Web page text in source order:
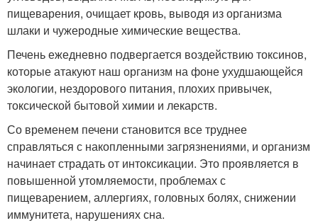
пищеварения, очищает кровь, выводя из организма
шлаки и чужеродные химические вещества.
Печень ежедневно подвергается воздействию токсинов,
которые атакуют наш организм на фоне ухудшающейся
экологии, нездорового питания, плохих привычек,
токсической бытовой химии и лекарств.
Со временем печени становится все труднее
справляться с накопленными загрязнениями, и организм
начинает страдать от интоксикации. Это проявляется в
повышенной утомляемости, проблемах с
пищеварением, аллергиях, головных болях, снижении
иммунитета, нарушениях сна.